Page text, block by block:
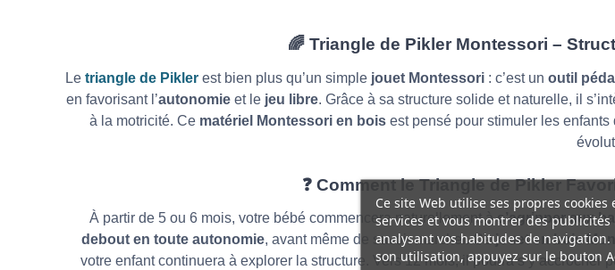
Ce site Web utilise ses propres
services et vous montrer des publicités
analysant vos habitudes de
son utilisation, appuyez sur le bouton
🌈 Triangle de Pikler Montessori –
Le triangle de Piklerest bien plus qu’un simple jouet Montessori: c’est un outil
en favorisant l’autonomie et le jeu libre. Grâce à sa structure solide et naturelle, il
à la motricité. Ce matériel Montessori en boisest pensé pour stimuler les enfants
❓Comment le Triangle de Pikler
À partir de 5 ou 6 mois, votre bébé commencera naturellement às’agripper aux
debout en toute autonomie, avant même de savoir marcher. Cejouet en bois
votre enfant continuera à explorer la structure. Vers 12 mois, il pourra s’y accrocher